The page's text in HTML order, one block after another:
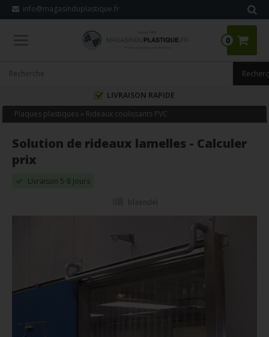
info@magasinduplastique.fr
0
LIVRAISON RAPIDE
Plaques plastiques » Rideaux coulissants PVC
Solution de rideaux lamelles - Calculer
prix
Livraison 5-8 Jours
blaendel